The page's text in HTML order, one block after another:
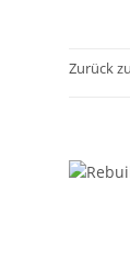
Zurück